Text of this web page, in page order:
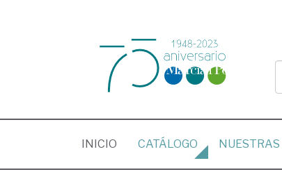
INICIO (CURRENT)
CATÁLOGO NUESTRAS